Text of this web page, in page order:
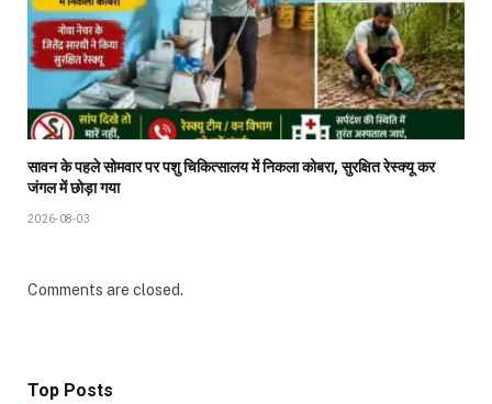
सावन के पहले सोमवार पर पशु चिकित्सालय में निकला कोबरा, सुरक्षित रेस्क्यू कर
जंगल में छोड़ा गया
2026-08-03
Comments are closed.
Top Posts